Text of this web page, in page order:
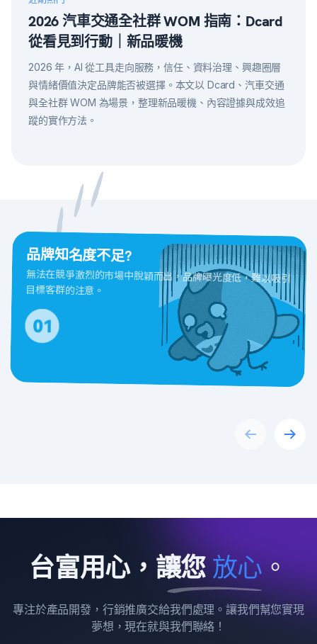
2026 汽車交通全社群 WOM 指南：Dcard
從看見到行動｜新品暖機
2026 年，AI 從工具走向服務，信任、資料治理、興趣圈層
與情緒價值決定品牌能否被選擇。本文以 Dcard、汽車交通
與全社群 WOM 為場景，整理新品暖機、內容證據與成效追
蹤的實作方法。
品牌知名度不足?
無法在競爭激烈的市場中脫穎而出，品牌曝光度低，難以吸引
目標客群的注意。
PreviousNext
台富用心，讓您放心。
專注於產品開發，行銷推廣交給我們處理。讓我們幫您實現
夢想，現在就與我們聯絡！